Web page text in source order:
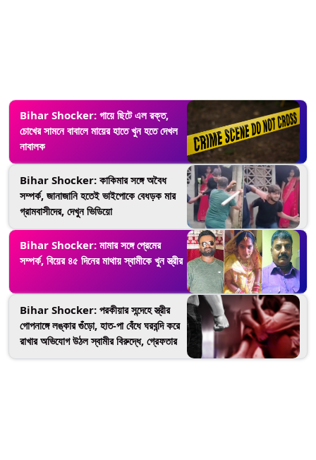
Bihar Shocker: গায়ে ছিটে এল রক্ত,
চোখের সামনে বাবালে মায়ের হাতে খুন হতে দেখল
নাবালক
Bihar Shocker: কাকিমার সঙ্গে অবৈধ
সম্পর্ক, জানাজানি হতেই ভাইপোকে বেধড়ক মার
গ্রামবাসীদের, দেখুন ভিডিয়ো
Bihar Shocker: মামার সঙ্গে প্রেমের
সম্পর্ক, বিয়ের ৪৫ দিনের মাথায় স্বামীকে খুন স্ত্রীর
Bihar Shocker: পরকীয়ার সন্দেহে স্ত্রীর
গোপনাঙ্গে লঙ্কার গুঁড়ো, হাত-পা বেঁধে ঘরবন্দি করে
রাখার অভিযোগ উঠল স্বামীর বিরুদ্ধে, গ্রেফতার